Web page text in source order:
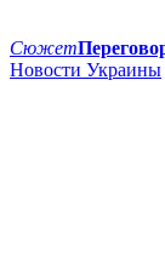
Сюжет
Новости Украины